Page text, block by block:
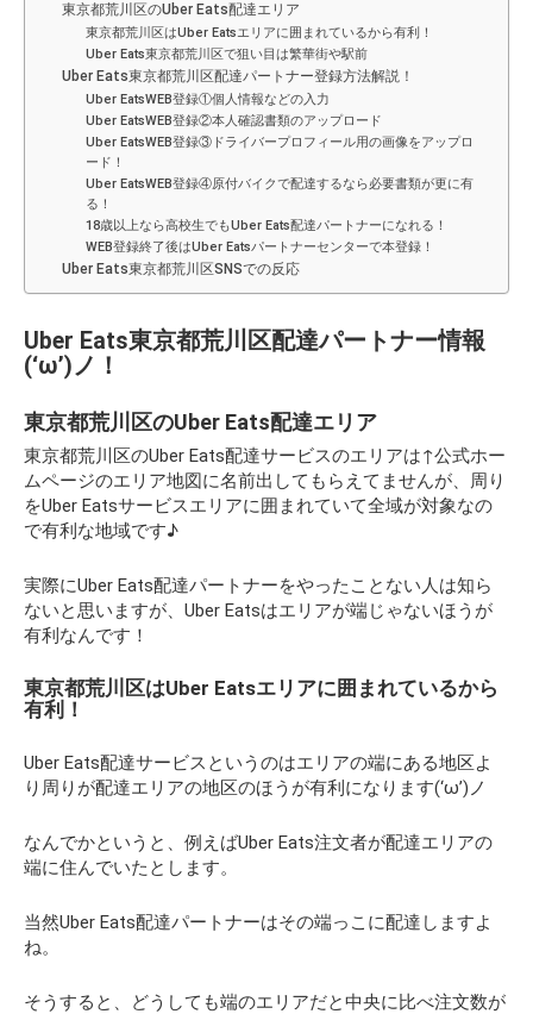
東京都荒川区のUber Eats配達エリア
東京都荒川区はUber Eatsエリアに囲まれているから有利！
Uber Eats東京都荒川区で狙い目は繁華街や駅前
Uber Eats東京都荒川区配達パートナー登録方法解説！
Uber EatsWEB登録①個人情報などの入力
Uber EatsWEB登録②本人確認書類のアップロード
Uber EatsWEB登録③ドライバープロフィール用の画像をアップロ
ード！
Uber EatsWEB登録④原付バイクで配達するなら必要書類が更に有
る！
18歳以上なら高校生でもUber Eats配達パートナーになれる！
WEB登録終了後はUber Eatsパートナーセンターで本登録！
Uber Eats東京都荒川区SNSでの反応
Uber Eats東京都荒川区配達パートナー情報
(‘ω’)ノ！
東京都荒川区のUber Eats配達エリア
東京都荒川区のUber Eats配達サービスのエリアは↑公式ホー
ムページのエリア地図に名前出してもらえてませんが、周り
をUber Eatsサービスエリアに囲まれていて全域が対象なの
で有利な地域です♪
実際にUber Eats配達パートナーをやったことない人は知ら
ないと思いますが、Uber Eatsはエリアが端じゃないほうが
有利なんです！
東京都荒川区はUber Eatsエリアに囲まれているから
有利！
Uber Eats配達サービスというのはエリアの端にある地区よ
り周りが配達エリアの地区のほうが有利になります(‘ω’)ノ
なんでかというと、例えばUber Eats注文者が配達エリアの
端に住んでいたとします。
当然Uber Eats配達パートナーはその端っこに配達しますよ
ね。
そうすると、どうしても端のエリアだと中央に比べ注文数が